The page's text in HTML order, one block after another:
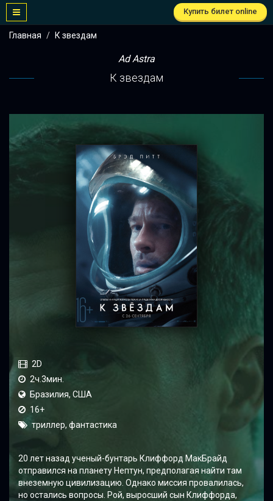
Купить билет online
Главная К звездам
Ad Astra
К звездам
2D
2ч.3мин.
Бразилия, США
16+
триллер, фантастика
20 лет назад ученый-бунтарь Клиффорд МакБрайд
отправился на планету Нептун, предполагая найти там
внеземную цивилизацию. Однако миссия провалилась,
но остались вопросы. Рой, выросший сын Клиффорда,